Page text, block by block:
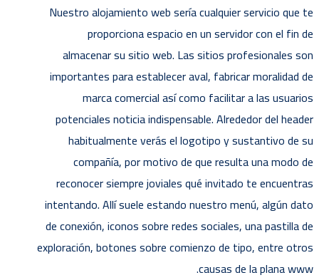
Nuestro alojamiento web serí­a cualquier servicio que te
proporciona espacio en un servidor con el fin de
almacenar su sitio web. Las sitios profesionales son
importantes para establecer aval, fabricar moralidad de
marca comercial así­ como facilitar a las usuarios
potenciales noticia indispensable. Alrededor del header
habitualmente verás el logotipo y sustantivo de su
compañía, por motivo de que resulta una modo de
reconocer siempre joviales qué invitado te encuentras
intentando. Allí suele estando nuestro menú, algún dato
de conexión, iconos sobre redes sociales, una pastilla de
exploración, botones sobre comienzo de tipo, entre otros
causas de la plana www.